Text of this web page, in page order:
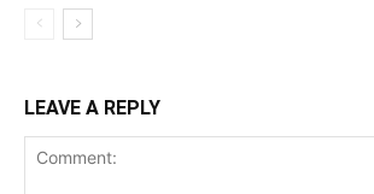
LEAVE A REPLY